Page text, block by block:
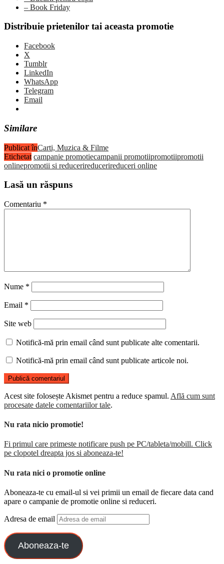
– Book Friday
Distribuie prietenilor tai aceasta promotie
Facebook
X
Tumblr
LinkedIn
WhatsApp
Telegram
Email
Similare
Publicat înCarti, Muzica & Filme
Etichetat campanie promotiecampanii promotiipromotiipromotii
onlinepromotii si reducerireducerireduceri online
Lasă un răspuns
Comentariu *
Nume *
Email *
Site web
Notifică-mă prin email când sunt publicate alte comentarii.
Notifică-mă prin email când sunt publicate articole noi.
Acest site folosește Akismet pentru a reduce spamul. Află cum sunt
procesate datele comentariilor tale.
Nu rata nicio promotie!
Fi primul care primeste notificare push pe PC/tableta/mobill. Click
pe clopotel dreapta jos si aboneaza-te!
Nu rata nici o promotie online
Aboneaza-te cu email-ul si vei primii un email de fiecare data cand
apare o campanie de promotie online si reduceri.
Adresa de email
Aboneaza-te